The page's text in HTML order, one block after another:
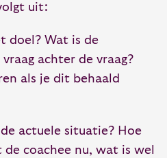
uit:
doel? Wat is de
achter de vraag?
als je dit behaald
actuele situatie? Hoe
coachee nu, wat is wel